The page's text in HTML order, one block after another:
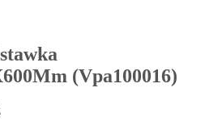
(Vpa100016)